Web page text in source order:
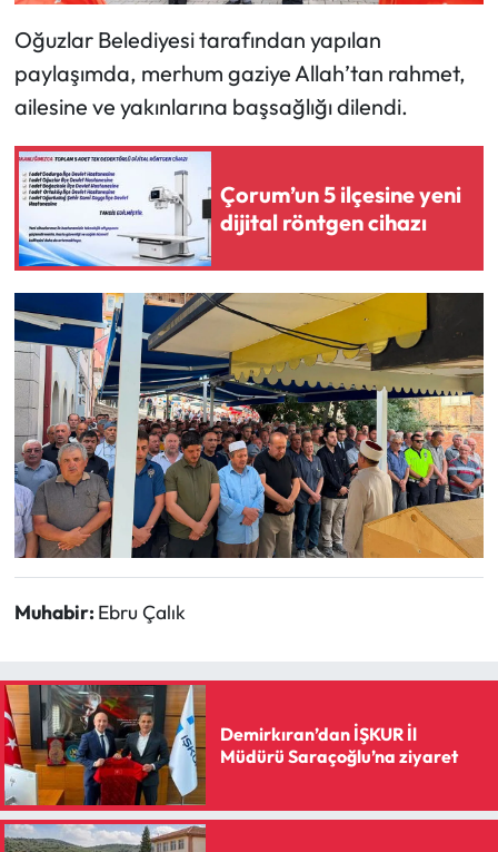
Oğuzlar Belediyesi tarafından yapılan
paylaşımda, merhum gaziye Allah’tan rahmet,
ailesine ve yakınlarına başsağlığı dilendi.
Çorum’un 5 ilçesine yeni
dijital röntgen cihazı
Muhabir: Ebru Çalık
Demirkıran’dan İŞKUR İl
Müdürü Saraçoğlu’na ziyaret
Turizm
Uğurludağ Haberleri
Yaşam
Yayla Haber
Yemek Tarifleri
Yerel Haberler